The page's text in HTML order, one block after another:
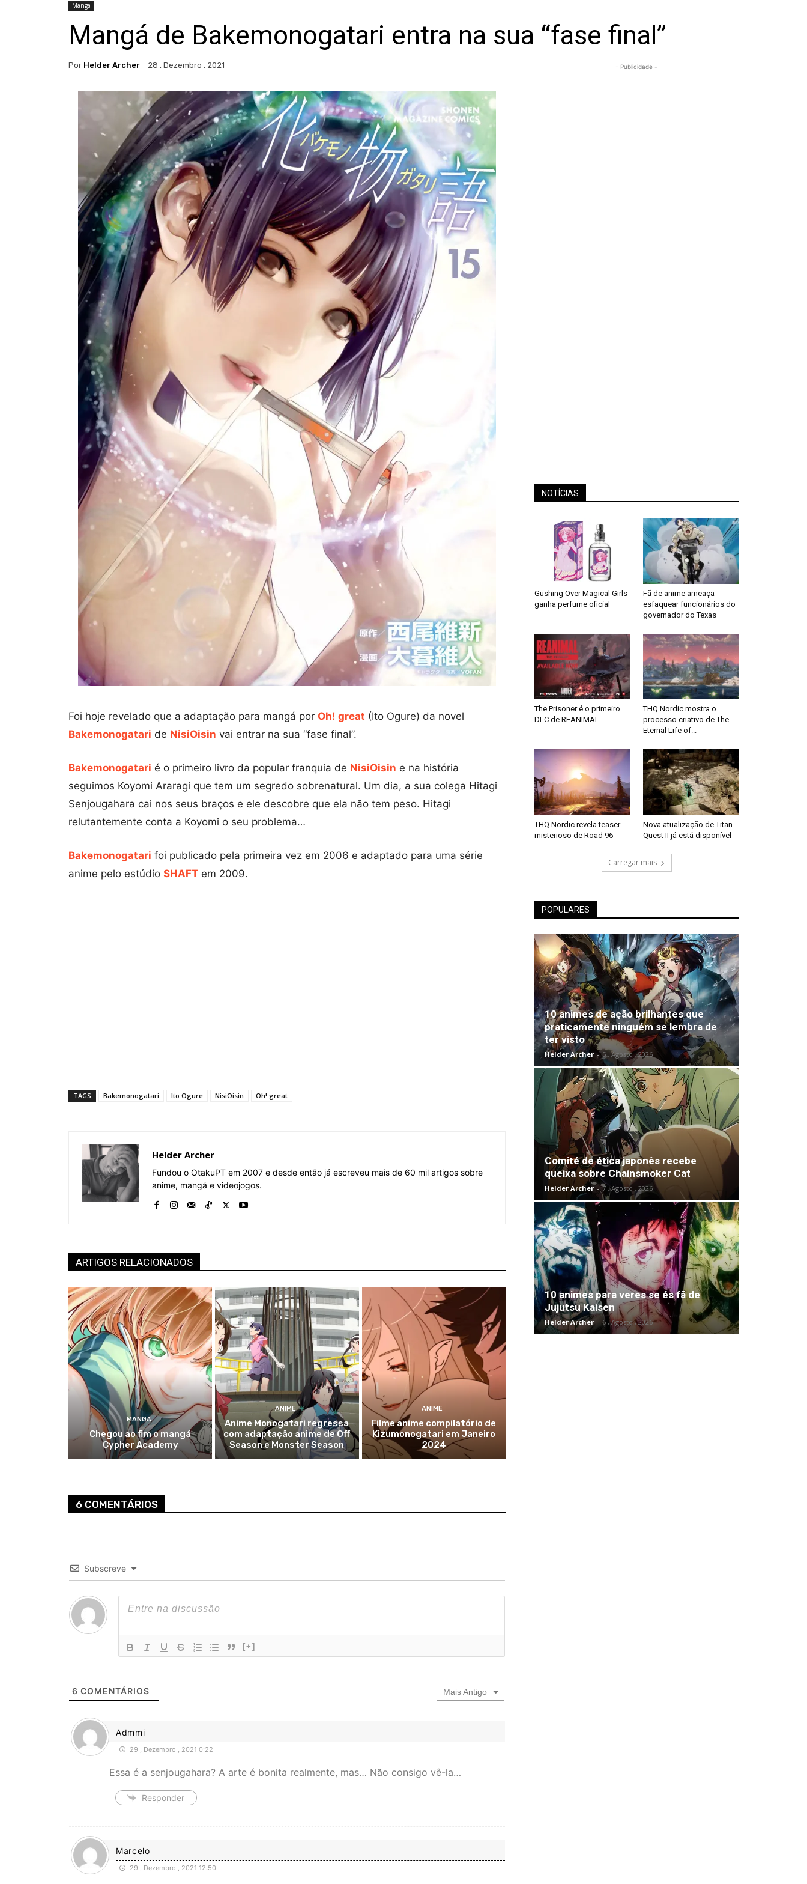
Manga
Mangá de Bakemonogatari entra na sua “fase final”
Por Helder Archer 28 , Dezembro , 2021
Foi hoje revelado que a adaptação para mangá por Oh! great (Ito Ogure) da novel
Bakemonogatari de NisiOisin vai entrar na sua “fase final”.
Bakemonogatari é o primeiro livro da popular franquia de NisiOisin e na história
seguimos Koyomi Araragi que tem um segredo sobrenatural. Um dia, a sua colega Hitagi
Senjougahara cai nos seus braços e ele descobre que ela não tem peso. Hitagi
relutantemente conta a Koyomi o seu problema…
Bakemonogatari foi publicado pela primeira vez em 2006 e adaptado para uma série
anime pelo estúdio SHAFT em 2009.
TAGS Bakemonogatari Ito Ogure NisiOisin Oh! great
Helder Archer
Fundou o OtakuPT em 2007 e desde então já escreveu mais de 60 mil artigos sobre
anime, mangá e videojogos.
ARTIGOS RELACIONADOS
MANGA
Chegou ao fim o mangá
Cypher Academy
ANIME
Anime Monogatari regressa
com adaptação anime de Off
Season e Monster Season
ANIME
Filme anime compilatório de
Kizumonogatari em Janeiro
2024
6 COMENTÁRIOS
Subscreve
[+]
6 COMENTÁRIOS Mais Antigo
Admmi
29 , Dezembro , 2021 0:22
Essa é a senjougahara? A arte é bonita realmente, mas… Não consigo vê-la…
Responder
Marcelo
29 , Dezembro , 2021 12:50
- Publicidade -
NOTÍCIAS
Gushing Over Magical Girls
ganha perfume oficial
Fã de anime ameaça
esfaquear funcionários do
governador do Texas
The Prisoner é o primeiro
DLC de REANIMAL
THQ Nordic mostra o
processo criativo de The
Eternal Life of...
THQ Nordic revela teaser
misterioso de Road 96
Nova atualização de Titan
Quest II já está disponível
Carregar mais
POPULARES
10 animes de ação brilhantes que
praticamente ninguém se lembra de
ter visto
Helder Archer - 5 , Agosto , 2026
Comité de ética japonês recebe
queixa sobre Chainsmoker Cat
Helder Archer - 7 , Agosto , 2026
10 animes para veres se és fã de
Jujutsu Kaisen
Helder Archer - 6 , Agosto , 2026